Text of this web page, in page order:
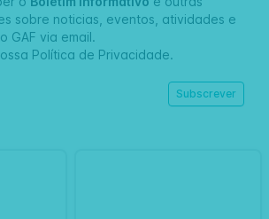
sobre noticias, eventos, atividades e
GAF via email.
Política de Privacidade.